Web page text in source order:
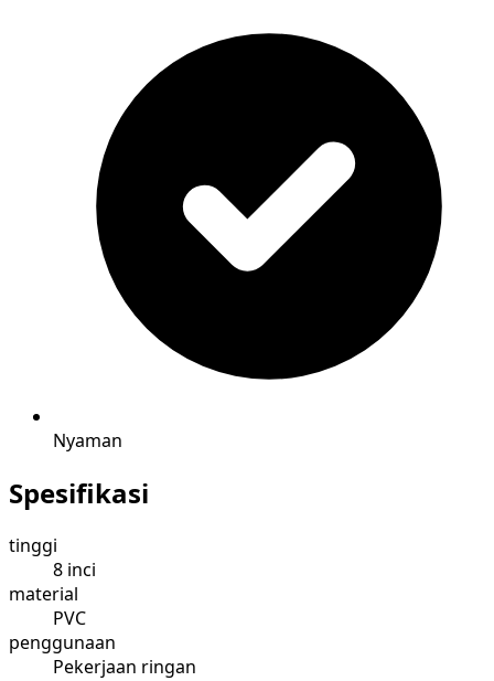
Nyaman
Spesifikasi
tinggi
8 inci
material
PVC
penggunaan
Pekerjaan ringan